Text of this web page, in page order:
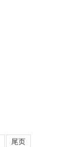
尾页